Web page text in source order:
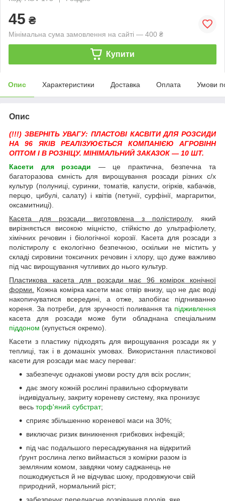
45 ₴
Мінімальна сума замовлення на сайті — 400 ₴
Купити
Опис Характеристики Доставка Оплата Умови
Опис
(!!!) ЗВЕРНІТЬ УВАГУ: ПЛАСТОВІ КАСВІТИ ДЛЯ РОЗСИДИ
НА 96 ЯКІВ РЕАЛІЗУЮЄТЬСЯ КОМПАНІЄЮ АГРОВІНН
ОПТОМ І В РОЗНІЦУ. МІНІМАЛЬНИЙ ЗАКАЗОК — 10 ШТ.
Касети для розсади
— це практична, безпечна та
багаторазова ємність для вирощування розсади різних с/х
культур (полуниці, суринки, томатів, капусти, огірків, кабачків,
перцю, цибулі, салату) і квітів (петунії, сурфінії, маргаритки,
оксамитниці).
Касета для розсади виготовлена з полістиролу, який
вирізняється високою міцністю, стійкістю до ультрафіолету,
хімічних речовин і біологічної корозії. Касета для розсади з
полістиролу є екологічно безпечною, оскільки не містить у
складі сировини токсичних речовин і хлору, що дуже важливо
під час вирощування чутливих до нього культур.
Пластикова касета для розсади має 96 комірок конічної
форми.
Кожна комірка касети має отвір внизу, що не дає воді
накопичуватися всередині, а отже, запобігає підгниванню
кореня. За потреби, для зручності поливання та підживлення
касета для розсади може бути обладнана спеціальним
піддоном (купується окремо).
Касети з пластику підходять для вирощування розсади як у
теплиці, так і в домашніх умовах. Використання пластикової
касети для розсади має масу переваг:
забезпечує однакові умови росту для всіх рослин;
дає змогу кожній рослині правильно сформувати
індивідуальну, закриту кореневу систему, яка пронизує
весь торф'яний субстрат;
сприяє збільшенню кореневої маси на 30%;
виключає ризик виникнення грибкових інфекцій;
під час подальшого пересаджування на відкритий
ґрунт рослина легко виймається з комірки разом із
земляним комом, завдяки чому саджанець не
пошкоджується й не відчуває шоку, продовжуючи свій
природний, нормальний ріст;
забезпечує передчасне дозрівання плодів, яке